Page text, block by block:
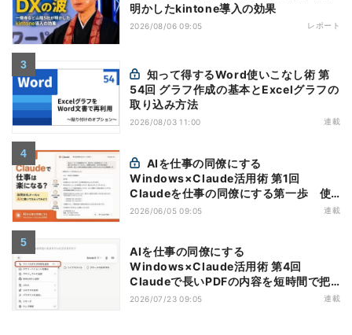
明かしたkintone導入の効果
2026/08/06 09:05 レポート
54回 グラフ作成の基本とExcelグラフの
取り込み方法
2026/08/03 11:00 連載
Windows×Claude活用術 第1回
Claudeを仕事の同僚にする第一歩 使
い始める前に知っておきたい基本知識
2026/06/05 09:05 連載
AIを仕事の同僚にする
Windows×Claude活用術 第4回
Claudeで長いPDFの内容を短時間で把
握する
2026/07/23 09:05 連載